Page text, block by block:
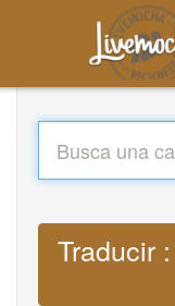
Traducir